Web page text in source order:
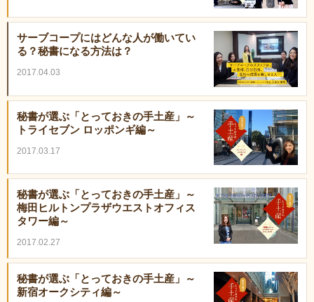
サーブコープにはどんな人が働いてい
る？秘書になる方法は？
2017.04.03
秘書が選ぶ「とっておきの手土産」～
トライセブン ロッポンギ編～
2017.03.17
秘書が選ぶ「とっておきの手土産」～
梅田ヒルトンプラザウエストオフィス
タワー編～
2017.02.27
秘書が選ぶ「とっておきの手土産」～
新宿オークシティ編～